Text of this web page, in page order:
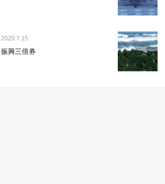
2020.7.15
振興三倍券